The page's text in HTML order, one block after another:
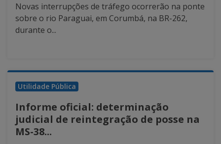
Novas interrupções de tráfego ocorrerão na ponte
sobre o rio Paraguai, em Corumbá, na BR-262,
durante o...
Utilidade Pública
Informe oficial: determinação
judicial de reintegração de posse na
MS-38...